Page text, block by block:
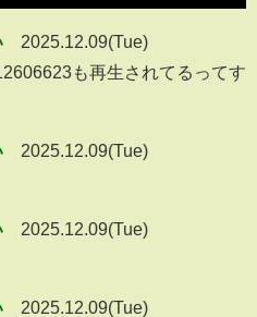
2025.12.09(Tue)
も再生されてるってす
2025.12.09(Tue)
2025.12.09(Tue)
2025.12.09(Tue)